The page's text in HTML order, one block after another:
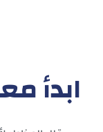
ابدأ